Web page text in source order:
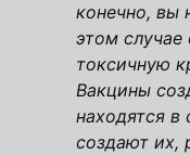
конечно, вы
этом
токсичную
Вакцины
находятся в
создают их,